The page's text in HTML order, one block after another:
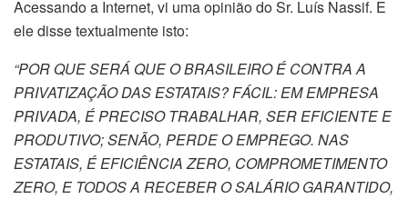
Acessando a Internet, vi uma opinião do Sr. Luís Nassif. E
ele disse textualmente isto:
“POR QUE SERÁ QUE O BRASILEIRO É CONTRA A
PRIVATIZAÇÃO DAS ESTATAIS? FÁCIL: EM EMPRESA
PRIVADA, É PRECISO TRABALHAR, SER EFICIENTE E
PRODUTIVO; SENÃO, PERDE O EMPREGO. NAS
ESTATAIS, É EFICIÊNCIA ZERO, COMPROMETIMENTO
ZERO, E TODOS A RECEBER O SALÁRIO GARANTIDO,